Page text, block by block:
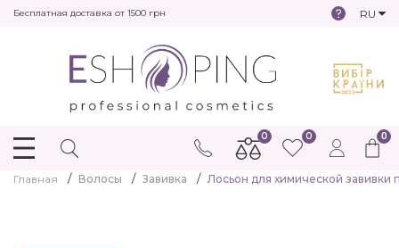
Бесплатная доставка от 1500 грн RU
0
0 0
Главная Волосы Завивка Лосьон для химической завивки